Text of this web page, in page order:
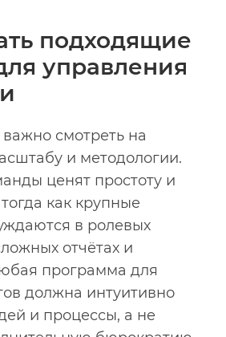
подходящие
управления
смотреть на
и методологии.
ценят простоту и
как крупные
в ролевых
отчётах и
программа для
должна интуитивно
и процессы, а не